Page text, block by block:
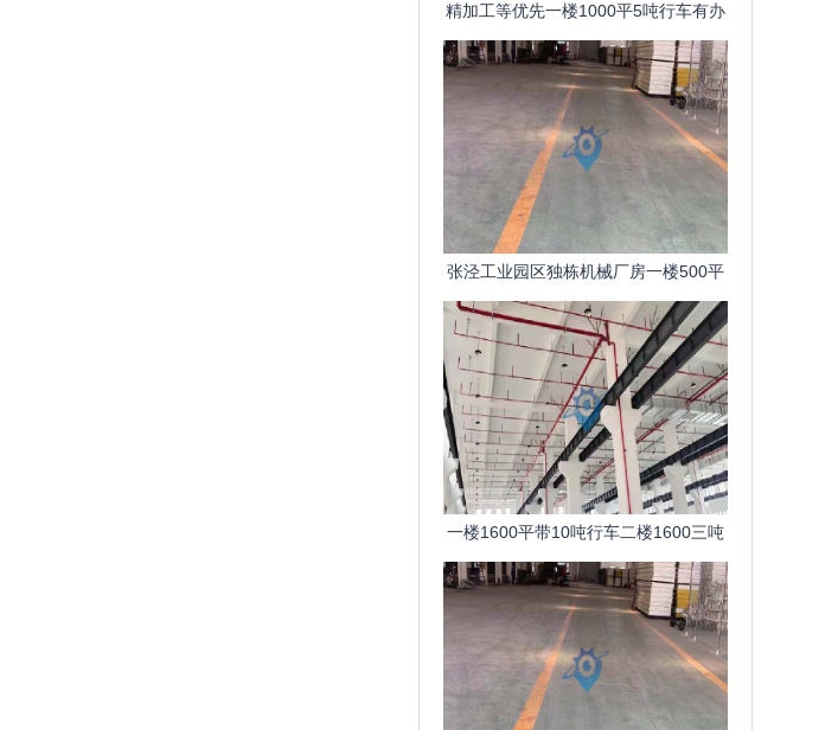
精加工等优先一楼1000平5吨行车有办
公室锡北镇工业园区
张泾工业园区独栋机械厂房一楼500平
1000平
一楼1600平带10吨行车二楼1600三吨
货梯工业园区新